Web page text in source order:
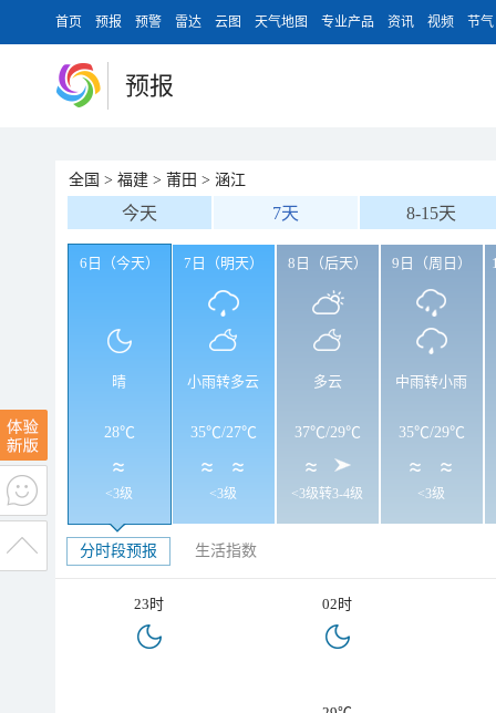
首页 预报 预警 雷达 云图 天气地图 专业产品 资讯 视频 节气
预报
全国 > 福建 > 莆田 > 涵江
今天 7天 8-15天
6日（今天）
晴
28℃
<3级
7日（明天）
小雨转多云
35℃/27℃
<3级
8日（后天）
多云
37℃/29℃
<3级转3-4级
9日（周日）
中雨转小雨
35℃/29℃
<3级
分时段预报 生活指数
23时 02时